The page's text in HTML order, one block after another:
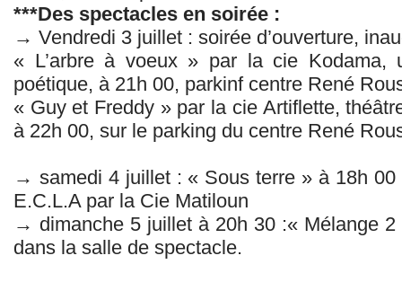
***Des spectacles en soirée :
→ Vendredi 3 juillet : soirée d’ouverture,
« L’arbre à voeux » par la cie Kodama,
poétique, à 21h 00, parkinf centre René
« Guy et Freddy » par la cie Artiflette,
à 22h 00, sur le parking du centre René
→ samedi 4 juillet : « Sous terre » à 18h
E.C.L.A par la Cie Matiloun
→ dimanche 5 juillet à 20h 30 :« Mélange
dans la salle de spectacle.